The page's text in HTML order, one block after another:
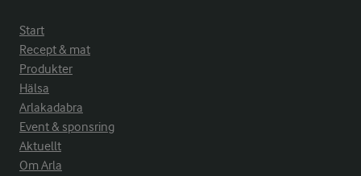
Start
Recept & mat
Produkter
Hälsa
Arlakadabra
Event & sponsring
Aktuellt
Om Arla